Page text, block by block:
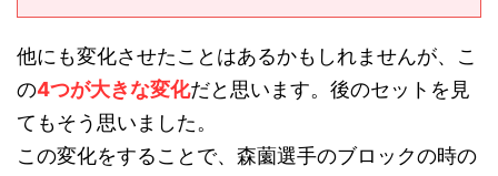
他にも変化させたことはあるかもしれませんが、こ
の4つが大きな変化だと思います。後のセットを見
てもそう思いました。
この変化をすることで、森薗選手のブロックの時の